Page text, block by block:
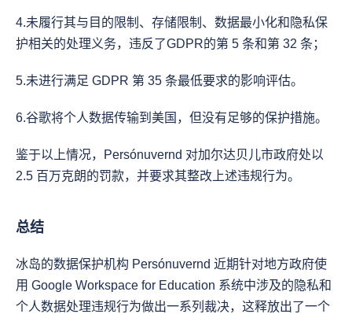
4.未履行其与目的限制、存储限制、数据最小化和隐私保
护相关的处理义务，违反了GDPR的第 5 条和第 32 条；
5.未进行满足 GDPR 第 35 条最低要求的影响评估。
6.谷歌将个人数据传输到美国，但没有足够的保护措施。
鉴于以上情况，Persónuvernd 对加尔达贝儿市政府处以
2.5 百万克朗的罚款，并要求其整改上述违规行为。
总结
冰岛的数据保护机构 Persónuvernd 近期针对地方政府使
用 Google Workspace for Education 系统中涉及的隐私和
个人数据处理违规行为做出一系列裁决，这释放出了一个